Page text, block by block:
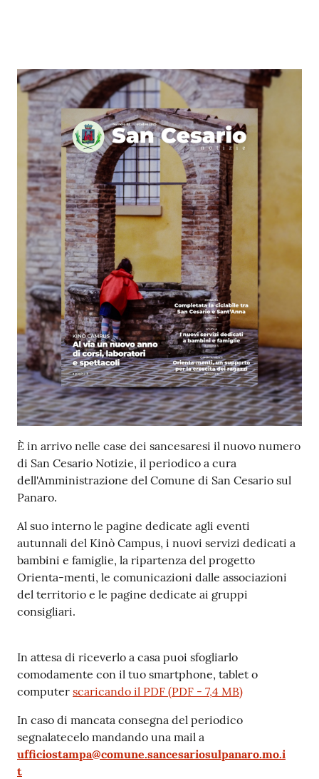
Seguici
su
Contenuto
È in arrivo nelle case dei sancesaresi il nuovo numero
di San Cesario Notizie, il periodico a cura
dell'Amministrazione del Comune di San Cesario sul
Panaro.
Al suo interno le pagine dedicate agli eventi
autunnali del Kinò Campus, i nuovi servizi dedicati a
bambini e famiglie, la ripartenza del progetto
Orienta-menti, le comunicazioni dalle associazioni
del territorio e le pagine dedicate ai gruppi
consigliari.
In attesa di riceverlo a casa puoi sfogliarlo
comodamente con il tuo smartphone, tablet o
computer scaricando il PDF (PDF - 7,4 MB)
In caso di mancata consegna del periodico
segnalatecelo mandando una mail a
ufficiostampa@comune.sancesariosulpanaro.mo.i
t